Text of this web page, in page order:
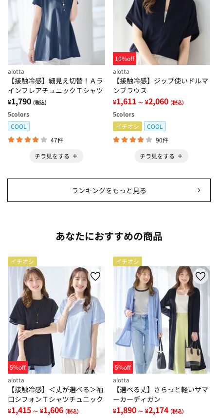
alotta
【接触冷感】細見え切替！Ａラ
インフレアチュニックＴシャツ
¥1,790 (税込)
5colors
COOL
47件
チラ見をする
10%off
alotta
【接触冷感】ジップ使いドルマ
ンブラウス
¥1,611 ～ ¥2,060 (税込)
5colors
イチオシ
COOL
90件
チラ見をする
ランキングをもっと見る
あなたにおすすめの商品
イチオシ
5%off
alotta
【接触冷感】＜丈が選べる＞袖
口シフォンＴシャツチュニック
¥1,415 ～ ¥1,606 (税込)
イチオシ
5%off
alotta
【選べる丈】さらっと軽いサマ
ーカーディガン
¥1,890 ～ ¥2,174 (税込)